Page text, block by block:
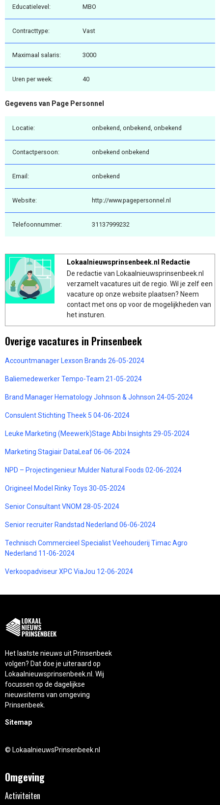
Educatielevel: MBO
Contracttype: Vast
Maximaal salaris: 3000
Uren per week: 40
Gegevens van Page Personnel
Locatie: onbekend, onbekend, onbekend
Contactpersoon: onbekend onbekend
Email: onbekend
Website: http://www.pagepersonnel.nl
Telefoonnummer: 31137999232
Lokaalnieuwsprinsenbeek.nl Redactie
De redactie van Lokaalnieuwsprinsenbeek.nl
verzamelt vacatures uit de regio. Wil je zelf een
vacature op onze website plaatsen? Neem
contact met ons op voor de mogelijkheden van
het insturen.
Overige vacatures in Prinsenbeek
Accountmanager Lexson Brands 26-05-2024
Baliemedewerker Tempo-Team 21-05-2024
Brand Manager Hematology Johnson & Johnson 24-05-2024
Consulent Stichting Theek 5 04-06-2024
Leuke Marketing (Meewerk)Stage Abbi Insights 29-05-2024
Marketing Stagiair DataLeaf 06-06-2024
NPD – Projectingenieur Mulder Natural Foods 02-06-2024
Origineel Model Rinky Toys 30-05-2024
Senior Consultant VNOM 28-05-2024
Senior recruiter Randstad Nederland 06-06-2024
Technisch Commercieel Specialist Veehouderij Timac Agro
Nederland 11-06-2024
Verkoopadviseur XPC ViaJou 12-06-2024
Het laatste nieuws uit Prinsenbeek
volgen? Dat doe je uiteraard op
Lokaalnieuwsprinsenbeek.nl. Wij
focussen op de dagelijkse
nieuwsitems van omgeving
Prinsenbeek.
Sitemap
© LokaalnieuwsPrinsenbeek.nl
Omgeving
Activiteiten